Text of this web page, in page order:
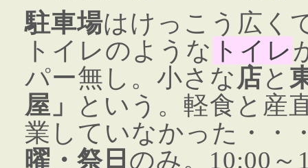
駐車場はけっこう広く
トイレのような トイレ
パー無し。小さな 店と
屋」
という。軽食と産
業していなかった・・
曜・祭日 のみ。10:00～